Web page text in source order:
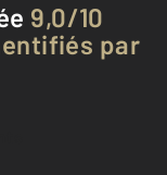
9,0/10
par